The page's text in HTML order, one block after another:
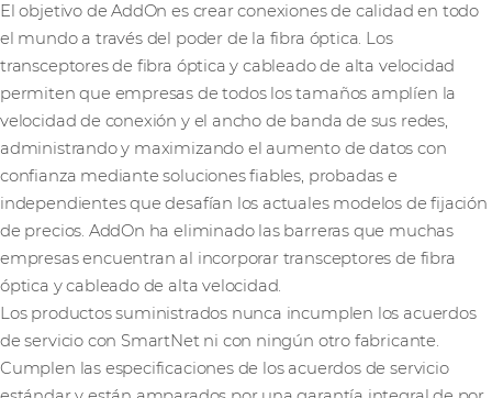
El objetivo de AddOn es crear conexiones de calidad en todo
el mundo a través del poder de la fibra óptica. Los
transceptores de fibra óptica y cableado de alta velocidad
permiten que empresas de todos los tamaños amplíen la
velocidad de conexión y el ancho de banda de sus redes,
administrando y maximizando el aumento de datos con
confianza mediante soluciones fiables, probadas e
independientes que desafían los actuales modelos de fijación
de precios. AddOn ha eliminado las barreras que muchas
empresas encuentran al incorporar transceptores de fibra
óptica y cableado de alta velocidad.
Los productos suministrados nunca incumplen los acuerdos
de servicio con SmartNet ni con ningún otro fabricante.
Cumplen las especificaciones de los acuerdos de servicio